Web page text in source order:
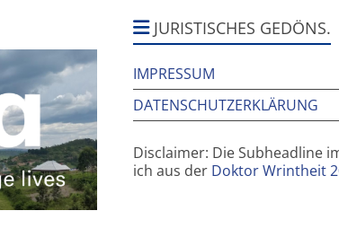
warJURISTISCHES GEDÖNS.
IMPRESSUM
DATENSCHUTZERKLÄRUNG
Disclaimer: Die Subheadline
ich aus der Doktor Wrintheit